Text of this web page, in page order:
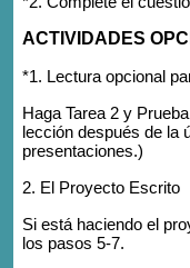
ACTIVIDADES
*1. Lectura opcional
Haga Tarea 2 y
lección después de la
presentaciones.)
2. El Proyecto Escrito
Si está haciendo el
los pasos 5-7.